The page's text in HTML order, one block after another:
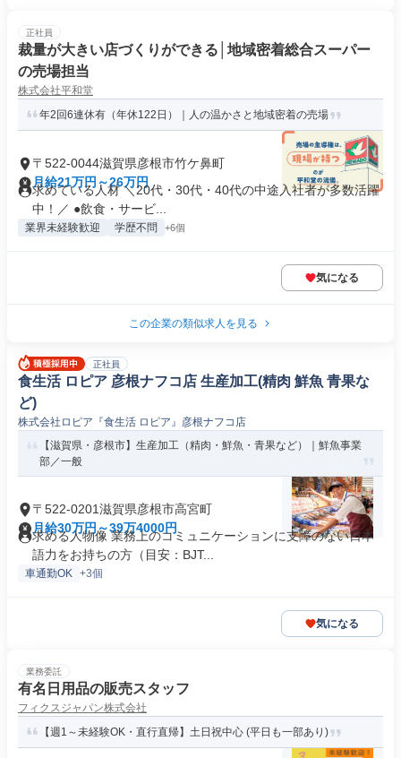
正社員
裁量が大きい店づくりができる│地域密着総合スーパー
の売場担当
株式会社平和堂
年2回6連休有（年休122日）｜人の温かさと地域密着の売場
〒522-0044滋賀県彦根市竹ケ鼻町
月給21万円～26万円
求めている人材 ＼20代・30代・40代の中途入社者が多数活躍
中！／ ●飲食・サービ...
業界未経験歓迎 学歴不問 +6個
気になる
この企業の類似求人を見る
正社員
食生活 ロピア 彦根ナフコ店 生産加工(精肉 鮮魚 青果な
ど)
株式会社ロピア『食生活 ロピア』彦根ナフコ店
【滋賀県・彦根市】生産加工（精肉・鮮魚・青果など）｜鮮魚事業
部／一般
〒522-0201滋賀県彦根市高宮町
月給30万円～39万4000円
求める人物像 業務上のコミュニケーションに支障のない日本
語力をお持ちの方（目安：BJT...
車通勤OK +3個
気になる
業務委託
有名日用品の販売スタッフ
フィクスジャパン株式会社
【週1～未経験OK・直行直帰】土日祝中心 (平日も一部あり)